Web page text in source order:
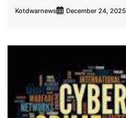
Kotdwarnews December 24, 2025